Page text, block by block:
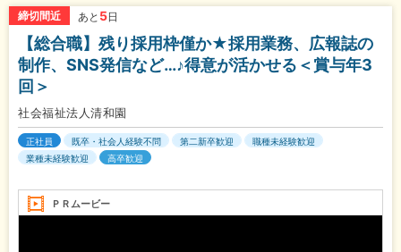
締切間近 あと 5日
【総合職】残り採用枠僅か★採用業務、広報誌の
制作、SNS発信など…♪得意が活かせる＜賞与年3
回＞
社会福祉法人清和園
正社員 既卒・社会人経験不問 第二新卒歓迎
職種未経験歓迎
業種未経験歓迎
高卒歓迎
ＰＲムービー